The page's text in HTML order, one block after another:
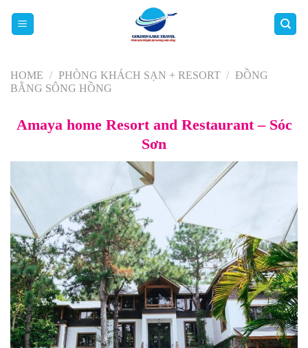
HOME / PHÒNG KHÁCH SẠN + RESORT / ĐỒNG
BẰNG SÔNG HỒNG
Amaya home Resort and Restaurant – Sóc
Sơn